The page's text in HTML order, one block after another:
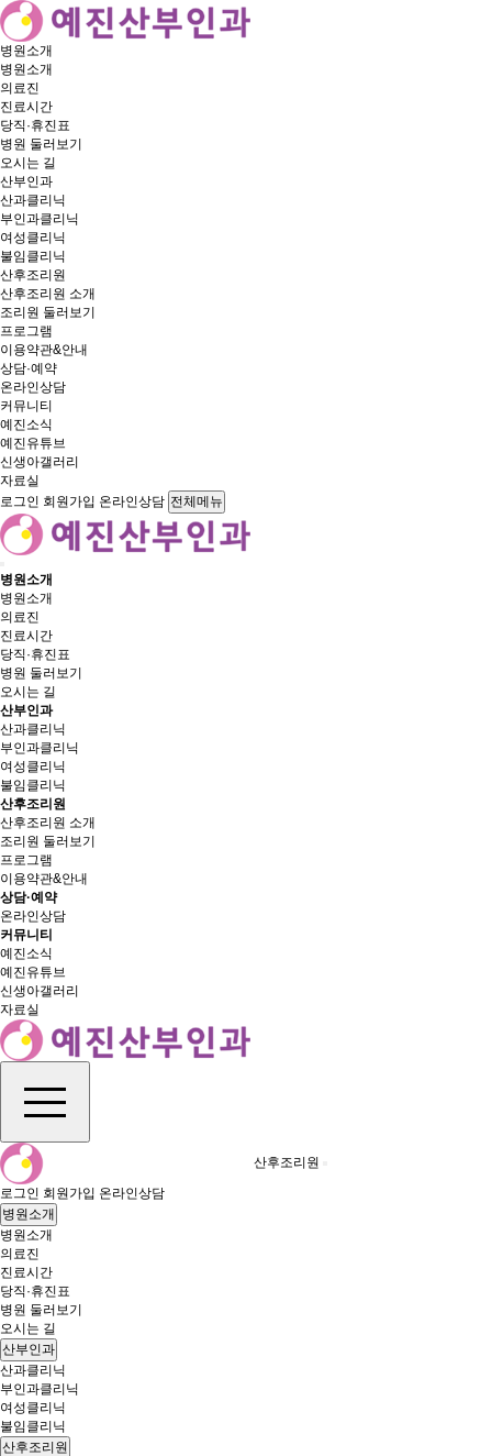
병원소개
병원소개
의료진
진료시간
당직·휴진표
병원 둘러보기
오시는 길
산부인과
산과클리닉
부인과클리닉
여성클리닉
불임클리닉
산후조리원
산후조리원 소개
조리원 둘러보기
프로그램
이용약관&안내
상담·예약
온라인상담
커뮤니티
예진소식
예진유튜브
신생아갤러리
자료실
로그인 회원가입 온라인상담 전체메뉴
병원소개
병원소개
의료진
진료시간
당직·휴진표
병원 둘러보기
오시는 길
산부인과
산과클리닉
부인과클리닉
여성클리닉
불임클리닉
산후조리원
산후조리원 소개
조리원 둘러보기
프로그램
이용약관&안내
상담·예약
온라인상담
커뮤니티
예진소식
예진유튜브
신생아갤러리
자료실
산후조리원
로그인 회원가입 온라인상담
병원소개
병원소개
의료진
진료시간
당직·휴진표
병원 둘러보기
오시는 길
산부인과
산과클리닉
부인과클리닉
여성클리닉
불임클리닉
산후조리원